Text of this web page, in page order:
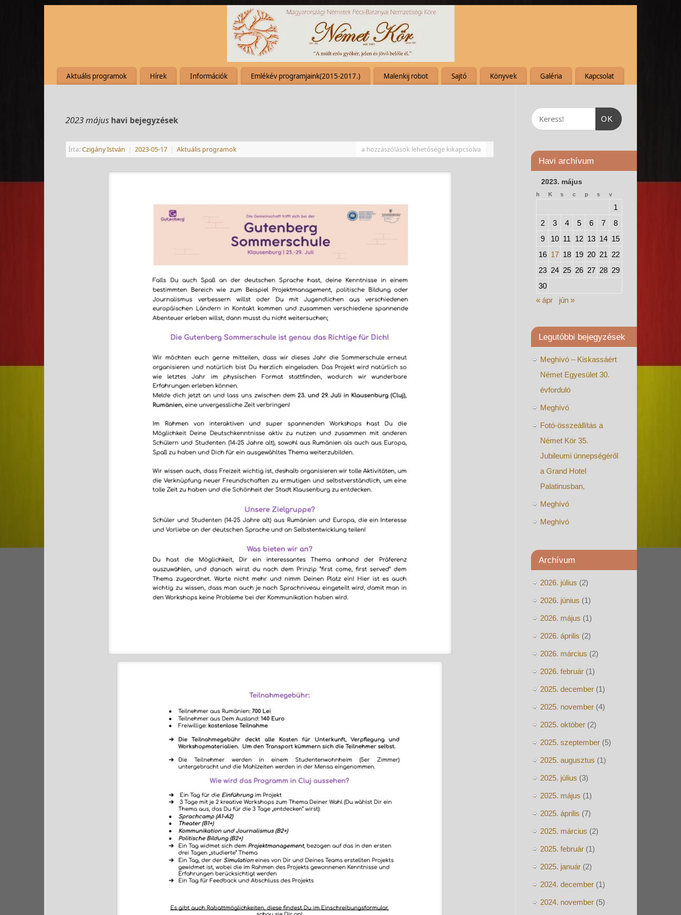
Aktuális programok Hírek Információk Emlékév programjaink(2015-2017.) Malenkij robot Sajtó Könyvek Galéria Kapcsolat
2023 május havi bejegyzések
Írta:Czigány István | 2023-05-17 | Aktuális programok a hozzászólások lehetősége kikapcsolva
OK
Havi archívum
2023. május
h K s c p s v
1
2
3 4 5 6 7
8
9
10 11 12 13 14 15
16 17 18 19 20 21 22
23 24 25 26 27 28 29
30
« ápr
jún »
Legutóbbi bejegyzések
Meghívó – Kiskassáért
Német Egyesület 30.
évforduló
Meghívó
Fotó-összeállítás a
Német Kör 35.
Jubileumi ünnepségéről
a Grand Hotel
Palatinusban,
Meghívó
Meghívó
Archívum
2026. július (2)
2026. június (1)
2026. május (1)
2026. április (2)
2026. március (2)
2026. február (1)
2025. december (1)
2025. november (4)
2025. október (2)
2025. szeptember (5)
2025. augusztus (1)
2025. július (3)
2025. május (1)
2025. április (7)
2025. március (2)
2025. február (1)
2025. január (2)
2024. december (1)
2024. november (5)